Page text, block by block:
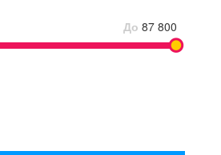
До 87 800